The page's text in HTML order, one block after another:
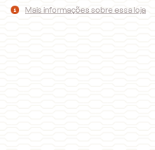
Mais informações sobre essa loja